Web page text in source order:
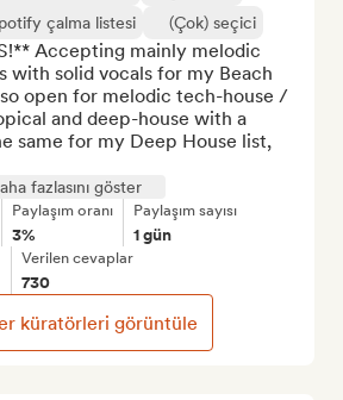
çalma listesi
(Çok) seçici
Accepting mainly melodic
with solid vocals for my Beach
open for melodic tech-house /
and deep-house with a
same for my Deep House list,
fazlasını göster
Paylaşım oranı
3%
Paylaşım sayısı
1 gün
Verilen cevaplar
730
küratörleri görüntüle